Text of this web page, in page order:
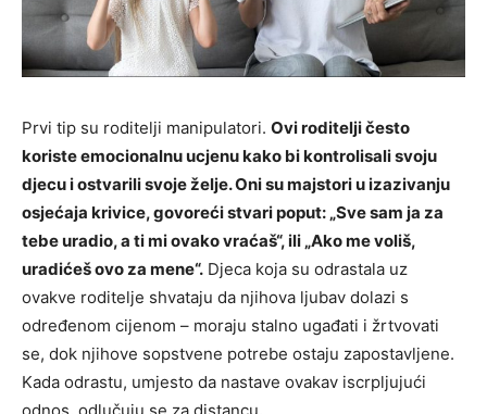
Prvi tip su roditelji manipulatori. Ovi roditelji često
koriste emocionalnu ucjenu kako bi kontrolisali svoju
djecu i ostvarili svoje želje. Oni su majstori u izazivanju
osjećaja krivice, govoreći stvari poput: „Sve sam ja za
tebe uradio, a ti mi ovako vraćaš“, ili „Ako me voliš,
uradićeš ovo za mene“. Djeca koja su odrastala uz
ovakve roditelje shvataju da njihova ljubav dolazi s
određenom cijenom – moraju stalno ugađati i žrtvovati
se, dok njihove sopstvene potrebe ostaju zapostavljene.
Kada odrastu, umjesto da nastave ovakav iscrpljujući